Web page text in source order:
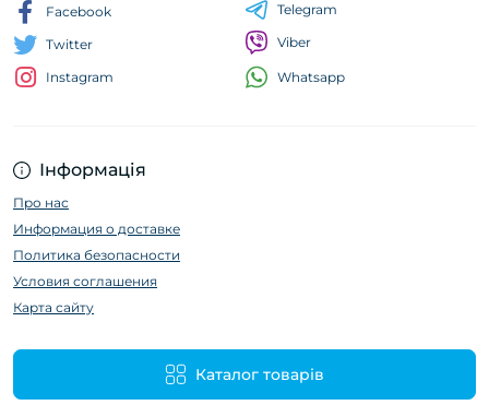
Інформація
Про нас
Информация о доставке
Политика безопасности
Условия соглашения
Карта сайту
Каталог товарів
Facebook
Twitter
Instagram
Telegram
Viber
Whatsapp